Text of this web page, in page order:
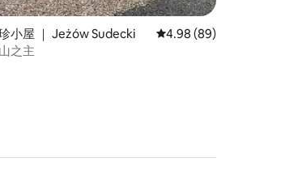
（满分 5 分），共 5 条评价
小屋 ｜ Jeżów Sudecki 平均评分 4.98 分（满
4.98 (89)
之主